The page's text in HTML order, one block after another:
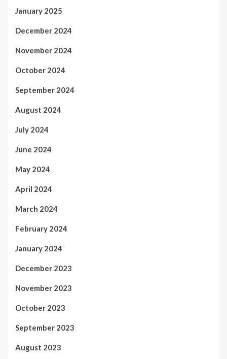
January 2025
December 2024
November 2024
October 2024
September 2024
August 2024
July 2024
June 2024
May 2024
April 2024
March 2024
February 2024
January 2024
December 2023
November 2023
October 2023
September 2023
August 2023